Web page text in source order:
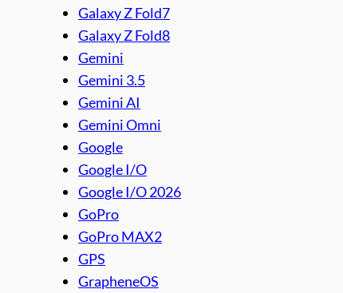
Galaxy Z Fold7
Galaxy Z Fold8
Gemini
Gemini 3.5
Gemini AI
Gemini Omni
Google
Google I/O
Google I/O 2026
GoPro
GoPro MAX2
GPS
GrapheneOS